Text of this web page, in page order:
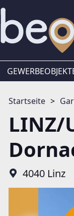
Startseite
LINZ/
4040 Linz